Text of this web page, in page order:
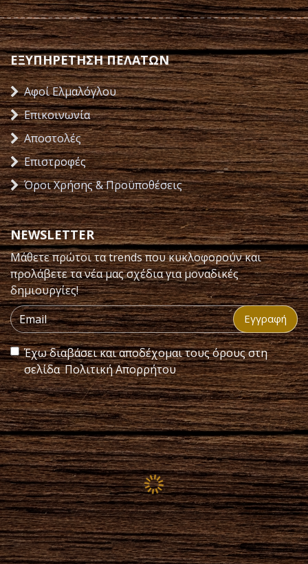
ΕΞΥΠΗΡΕΤΗΣΗ ΠΕΛΑΤΩΝ
Αφοί Ελμαλόγλου
Επικοινωνία
Αποστολές
Επιστροφές
Όροι Χρήσης & Προϋποθέσεις
NEWSLETTER
Μάθετε πρώτοι τα trends που κυκλοφορούν και
προλάβετε τα νέα μας σχέδια για μοναδικές
δημιουργίες!
Εγγραφή
Έχω διαβάσει και αποδέχομαι τους όρους στη
σελίδαΠολιτική Απορρήτου